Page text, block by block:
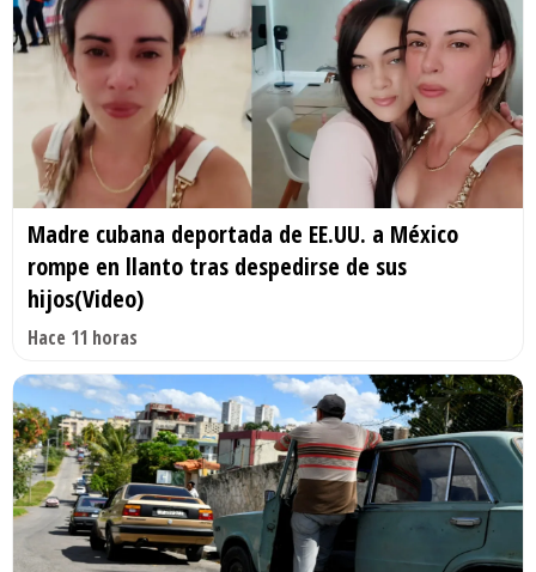
Madre cubana deportada de EE.UU. a México
rompe en llanto tras despedirse de sus
hijos(Video)
Hace 11 horas